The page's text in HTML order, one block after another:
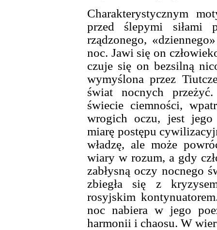
Charakterystycznym
przed ślepymi siłami
rządzonego,
noc. Jawi się on
czuje się on bezsilną
wymyślona przez
świat nocnych
świecie ciemności,
wrogich oczu, jest jego
miarę postępu
władzę, ale może
wiary w rozum, a gdy
zabłysną oczy nocnego
zbiegła się z
rosyjskim
noc nabiera w jego
harmonii i chaosu. W